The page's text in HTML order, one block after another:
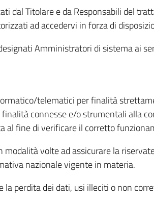
dal Titolare e da Responsabili del
ad accedervi in forza di
Amministratori di sistema ai
telematici per finalità
connesse e/o strumentali alla
fine di verificare il corretto
volte ad assicurare la
nazionale vigente in materia.
perdita dei dati, usi illeciti o non